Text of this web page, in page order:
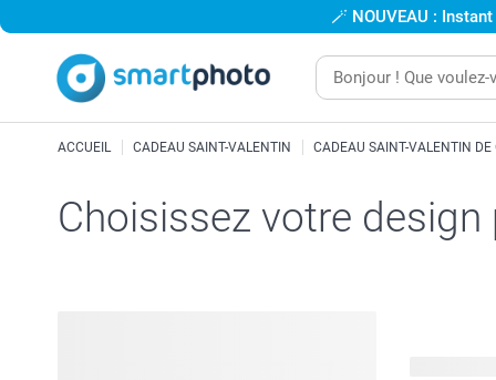
🪄 NOUVEAU :
ACCUEIL CADEAU SAINT-VALENTIN CADEAU SAINT-VALENTIN DE
Choisissez votre